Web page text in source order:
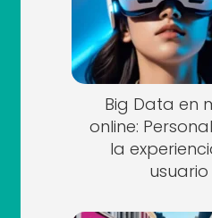
Big Data en
online:
la
usuario